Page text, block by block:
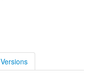
Versions